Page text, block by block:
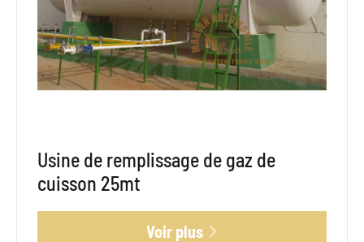
Usine de remplissage de gaz de
cuisson 25mt
Voir plus 